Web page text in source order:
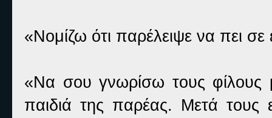
«Νομίζω ότι παρέλειψε να πει
«Να σου γνωρίσω τους φίλους
παιδιά της παρέας. Μετά τους